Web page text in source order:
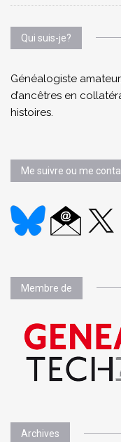
Qui suis-je?
Généalogiste
d’ancêtres en
histoires.
Me suivre ou me
Membre de
Archives